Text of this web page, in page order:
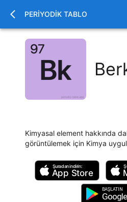
PERIYODIK TABLO
Kimyasal element hakkında
görüntülemek için Kimya
Şuradan indirin:
App Store
BAŞLATIN